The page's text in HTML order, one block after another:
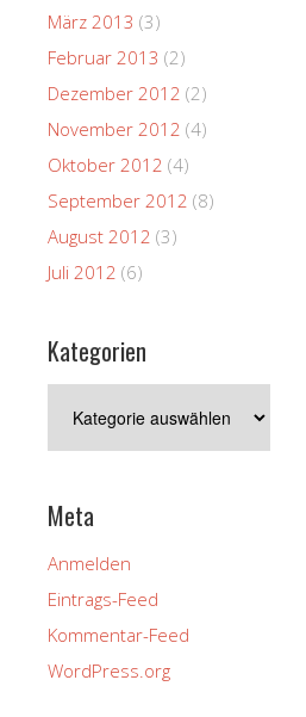
März 2013 (3)
Februar 2013 (2)
Dezember 2012 (2)
November 2012 (4)
Oktober 2012 (4)
September 2012 (8)
August 2012 (3)
Juli 2012 (6)
Kategorien
Meta
Anmelden
Eintrags-Feed
Kommentar-Feed
WordPress.org